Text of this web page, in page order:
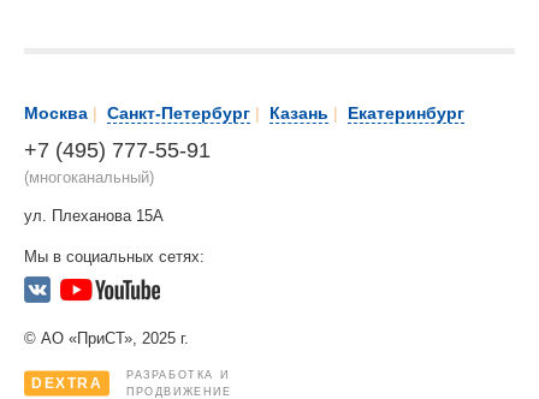
Москва | Санкт-Петербург | Казань | Екатеринбург
+7 (495) 777-55-91
(многоканальный)
ул. Плеханова 15А
Мы в социальных сетях:
© АО «ПриСТ», 2025 г.
DEXTRA
РАЗРАБОТКА И
ПРОДВИЖЕНИЕ